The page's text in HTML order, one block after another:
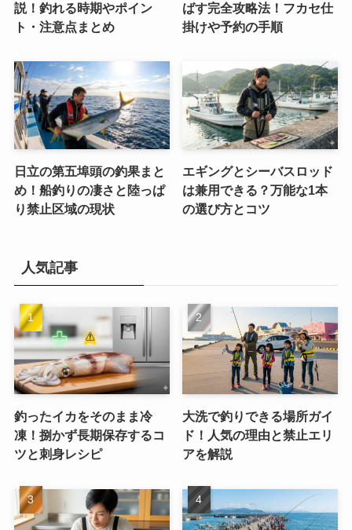
説！釣れる時期やポイン
ト・注意点まとめ
ばす完全攻略法！フカセ仕
掛けや予約の手順
日立の第五埠頭の釣果まと
め！船釣りの凄さと陸っぱ
り禁止区域の現状
エギングとシーバスロッド
は兼用できる？万能な1本
の選び方とコツ
人気記事
釣ったイカをそのまま冷
凍！捌かず長期保存するコ
ツと刺身レシピ
大洗で釣りできる場所ガイ
ド！人気の理由と禁止エリ
アを解説